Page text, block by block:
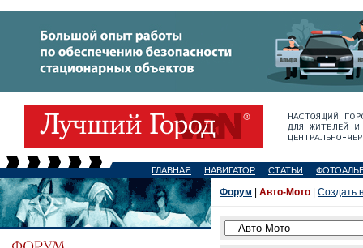
ГЛАВНАЯ НАВИГАТОР СТАТЬИ
Форум Авто-Мото Создать